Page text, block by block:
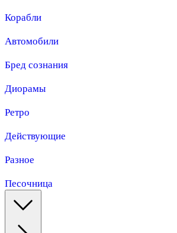
Корабли
Автомобили
Бред сознания
Диорамы
Ретро
Действующие
Разное
Песочница